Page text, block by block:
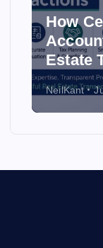
How
Estate
NeilKant